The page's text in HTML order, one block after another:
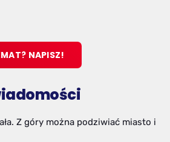
NAPISZ!
Z góry można podziwiać miasto i